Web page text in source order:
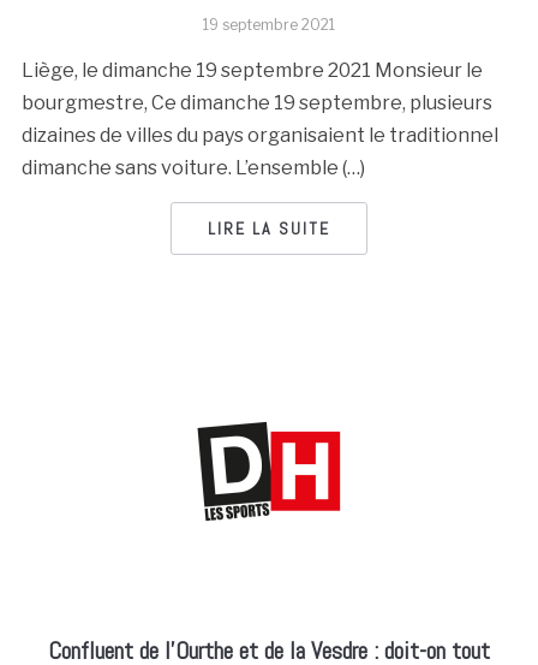
19 septembre 2021
Liège, le dimanche 19 septembre 2021 Monsieur le
bourgmestre, Ce dimanche 19 septembre, plusieurs
dizaines de villes du pays organisaient le traditionnel
dimanche sans voiture. L’ensemble (…)
LIRE LA SUITE
Confluent de l’Ourthe et de la Vesdre : doit-on tout